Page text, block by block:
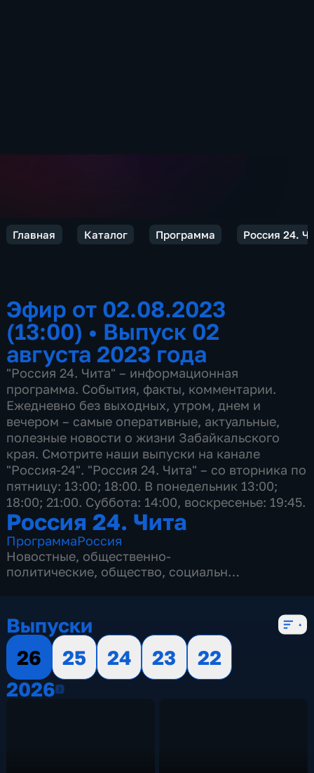
Главная Каталог Программа Россия 24.
Эфир от 02.08.2023
(13:00) • Выпуск 02
августа 2023 года
"Россия 24. Чита" – информационная
программа. События, факты, комментарии.
Ежедневно без выходных, утром, днем и
вечером – самые оперативные, актуальные,
полезные новости о жизни Забайкальского
края. Смотрите наши выпуски на канале
"Россия-24". "Россия 24. Чита" – со вторника по
пятницу: 13:00; 18:00. В понедельник 13:00;
18:00; 21:00. Суббота: 14:00, воскресенье: 19:45.
Россия 24. Чита
ПрограммаРоссия
Новостные, общественно-
политические, общество, социально-
Выпуски
26
25 24 23
22
20262026